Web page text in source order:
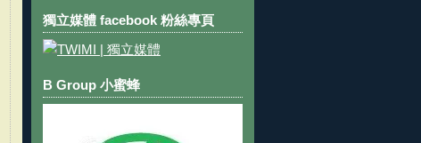
獨立媒體 facebook 粉絲專頁
B Group 小蜜蜂